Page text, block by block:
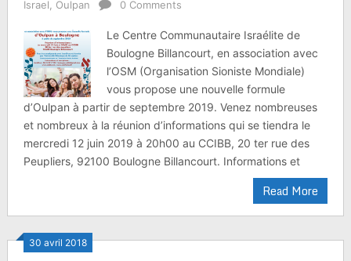
Israel
Oulpan 0 Comments
Le Centre Communautaire Israélite de
Boulogne Billancourt, en association avec
l’OSM (Organisation Sioniste Mondiale)
vous propose une nouvelle formule
d’Oulpan à partir de septembre 2019. Venez nombreuses
et nombreux à la réunion d’informations qui se tiendra le
mercredi 12 juin 2019 à 20h00 au CCIBB, 20 ter rue des
Peupliers, 92100 Boulogne Billancourt. Informations et
Read More
30 avril 2018